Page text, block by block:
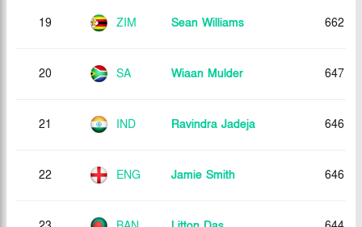
19 ZIM Sean Williams 662
20 SA Wiaan Mulder 647
21 IND Ravindra Jadeja 646
22 ENG Jamie Smith 646